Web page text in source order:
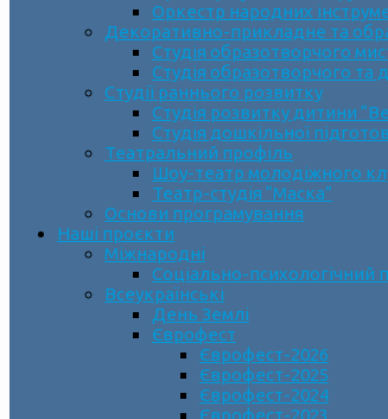
Оркестр народних
Декоративно-прикладне та
Cтудія образотворчого
Студія образотворчого
Студії раннього розвитку
Студія розвитку дитини
Студія дошкільної
Театральний профіль
Шоу-театр молодіжного
Театр-студія “Маска”
Основи програмування
Наші проєкти
Міжнародні
Соціально-психологічний
Всеукраїнські
День Землі
Єврофест
Єврофест-2026
Єврофест-2025
Єврофест-2024
Єврофест-2023